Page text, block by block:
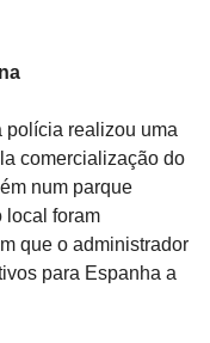
polícia realizou uma
comercialização do
num parque
local foram
que o administrador
para Espanha a